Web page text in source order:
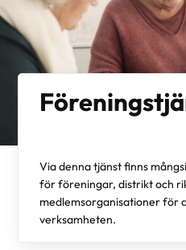
Via denna tjänst finns
för föreningar, distrikt och
medlemsorganisationer för
verksamheten.